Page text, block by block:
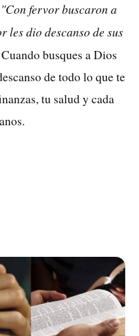
"Con fervor buscaron a
les dio descanso de sus
busques a Dios
de todo lo que te
tu salud y cada